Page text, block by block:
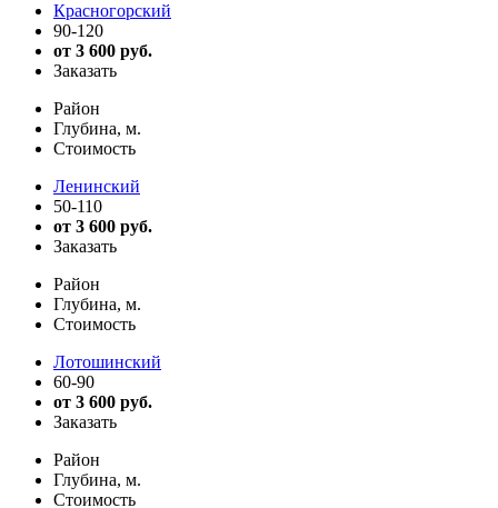
Красногорский
90-120
от 3 600 руб.
Заказать
Район
Глубина, м.
Стоимость
Ленинский
50-110
от 3 600 руб.
Заказать
Район
Глубина, м.
Стоимость
Лотошинский
60-90
от 3 600 руб.
Заказать
Район
Глубина, м.
Стоимость